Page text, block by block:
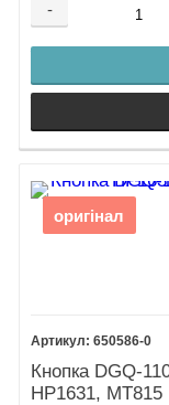
-
оригінал
650586-0
Кнопка DGQ-
HP1631, MT815